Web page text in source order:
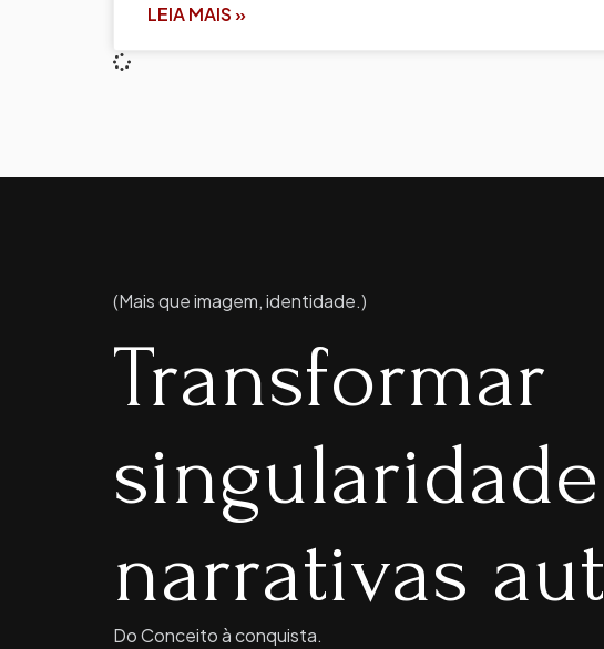
LEIA MAIS »
(Mais que imagem, identidade.)
Transformar
narrativas
Do Conceito à conquista.